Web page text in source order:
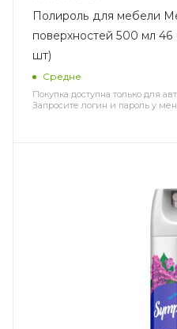
Полироль для мебели
поверхностей 500 мл 46 00104 03235 6 Арнест (12
шт)
Средне
Покупка доступна только для
Запросите логин и пароль у